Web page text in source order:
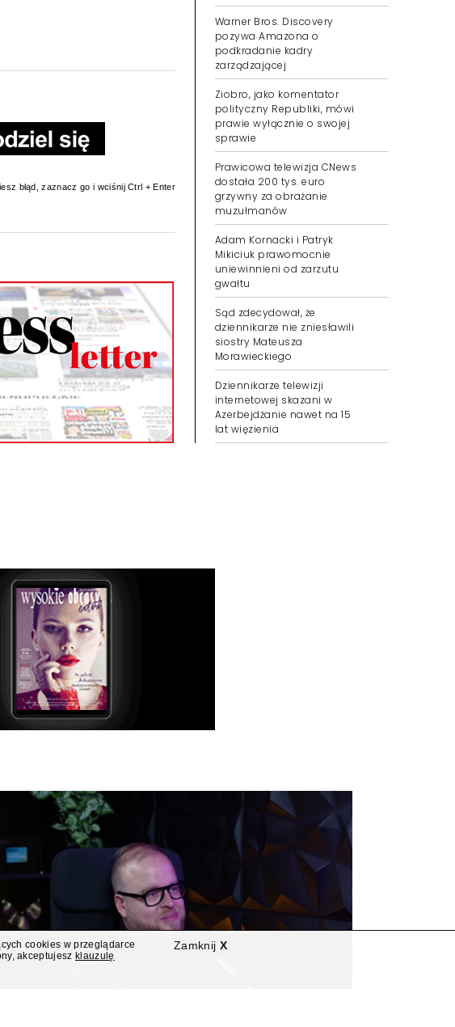
błąd, zaznacz go i wciśnij Ctrl + Enter
Warner Bros. Discovery
pozywa Amazona o
podkradanie kadry
zarządzającej
Ziobro, jako komentator
polityczny Republiki, mówi
prawie wyłącznie o swojej
sprawie
Prawicowa telewizja CNews
dostała 200 tys. euro
grzywny za obrażanie
muzułmanów
Adam Kornacki i Patryk
Mikiciuk prawomocnie
uniewinnieni od zarzutu
gwałtu
Sąd zdecydował, że
dziennikarze nie zniesławili
siostry Mateusza
Morawieckiego
Dziennikarze telewizji
internetowej skazani w
Azerbejdżanie nawet na 15
lat więzienia
Zamknij X
cookies w przeglądarce
akceptujesz klauzulę